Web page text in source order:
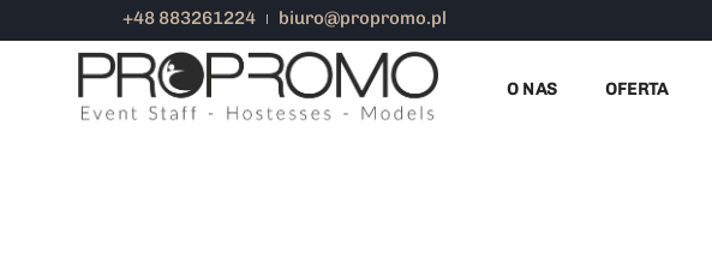
+48 883261224 biuro@propromo.pl
O NAS OFERTA
TARGI ZAGRANICZNE HOSTESSY